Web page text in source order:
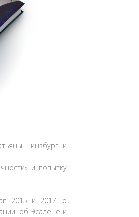
Гинзбург и
и попытку
2015 и 2017, о
об Эсалене и